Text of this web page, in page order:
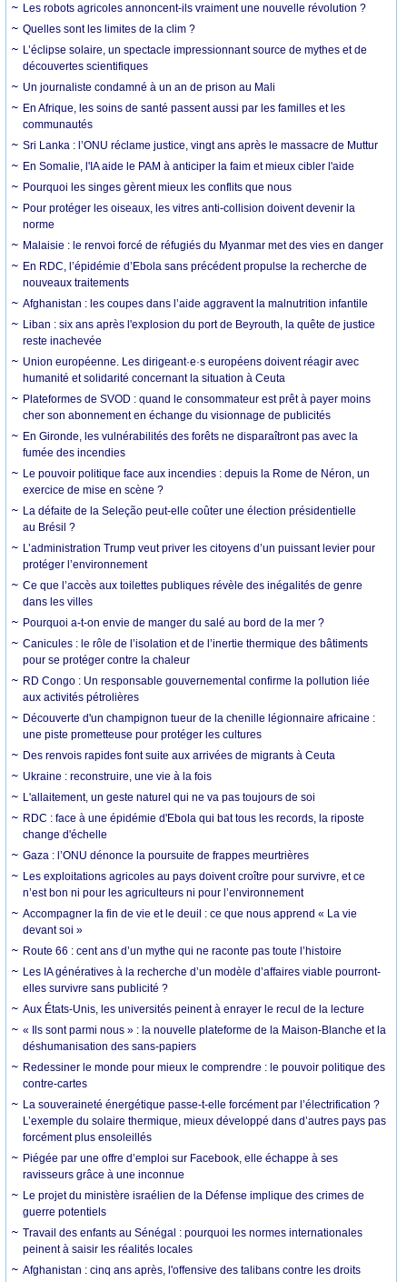
Les robots agricoles annoncent-ils vraiment une nouvelle révolution ?
Quelles sont les limites de la clim ?
L’éclipse solaire, un spectacle impressionnant source de mythes et de
découvertes scientifiques
Un journaliste condamné à un an de prison au Mali
En Afrique, les soins de santé passent aussi par les familles et les
communautés
Sri Lanka : l’ONU réclame justice, vingt ans après le massacre de Muttur
En Somalie, l'IA aide le PAM à anticiper la faim et mieux cibler l'aide
Pourquoi les singes gèrent mieux les conflits que nous
Pour protéger les oiseaux, les vitres anti-collision doivent devenir la
norme
Malaisie : le renvoi forcé de réfugiés du Myanmar met des vies en danger
En RDC, l’épidémie d’Ebola sans précédent propulse la recherche de
nouveaux traitements
Afghanistan : les coupes dans l’aide aggravent la malnutrition infantile
Liban : six ans après l'explosion du port de Beyrouth, la quête de justice
reste inachevée
Union européenne. Les dirigeant·e·s européens doivent réagir avec
humanité et solidarité concernant la situation à Ceuta
Plateformes de SVOD : quand le consommateur est prêt à payer moins
cher son abonnement en échange du visionnage de publicités
En Gironde, les vulnérabilités des forêts ne disparaîtront pas avec la
fumée des incendies
Le pouvoir politique face aux incendies : depuis la Rome de Néron, un
exercice de mise en scène ?
La défaite de la Seleção peut-elle coûter une élection présidentielle
au Brésil ?
L’administration Trump veut priver les citoyens d’un puissant levier pour
protéger l’environnement
Ce que l’accès aux toilettes publiques révèle des inégalités de genre
dans les villes
Pourquoi a-t-on envie de manger du salé au bord de la mer ?
Canicules : le rôle de l’isolation et de l’inertie thermique des bâtiments
pour se protéger contre la chaleur
RD Congo : Un responsable gouvernemental confirme la pollution liée
aux activités pétrolières
Découverte d'un champignon tueur de la chenille légionnaire africaine :
une piste prometteuse pour protéger les cultures
Des renvois rapides font suite aux arrivées de migrants à Ceuta
Ukraine : reconstruire, une vie à la fois
L'allaitement, un geste naturel qui ne va pas toujours de soi
RDC : face à une épidémie d'Ebola qui bat tous les records, la riposte
change d'échelle
Gaza : l’ONU dénonce la poursuite de frappes meurtrières
Les exploitations agricoles au pays doivent croître pour survivre, et ce
n’est bon ni pour les agriculteurs ni pour l’environnement
Accompagner la fin de vie et le deuil : ce que nous apprend « La vie
devant soi »
Route 66 : cent ans d’un mythe qui ne raconte pas toute l’histoire
Les IA génératives à la recherche d’un modèle d’affaires viable pourront-
elles survivre sans publicité ?
Aux États-Unis, les universités peinent à enrayer le recul de la lecture
« Ils sont parmi nous » : la nouvelle plateforme de la Maison-Blanche et la
déshumanisation des sans-papiers
Redessiner le monde pour mieux le comprendre : le pouvoir politique des
contre-cartes
La souveraineté énergétique passe-t-elle forcément par l’électrification ?
L’exemple du solaire thermique, mieux développé dans d’autres pays pas
forcément plus ensoleillés
Piégée par une offre d’emploi sur Facebook, elle échappe à ses
ravisseurs grâce à une inconnue
Le projet du ministère israélien de la Défense implique des crimes de
guerre potentiels
Travail des enfants au Sénégal : pourquoi les normes internationales
peinent à saisir les réalités locales
Afghanistan : cinq ans après, l'offensive des talibans contre les droits